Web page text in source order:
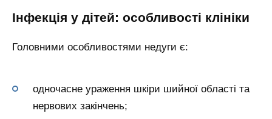
Інфекція у дітей: особливості клініки
Головними особливостями недуги є:
одночасне ураження шкіри шийної області та
нервових закінчень;